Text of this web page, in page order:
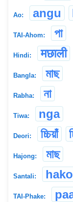
Ao: angu
TAI-Ahom: পা
Hindi: मछाली
Bangla: মাছ
Rabha: না
Tiwa: nga
Deori: চ্চিয়াঁ
Hajong: মাছ
Santali: hako
TAI-Phake: